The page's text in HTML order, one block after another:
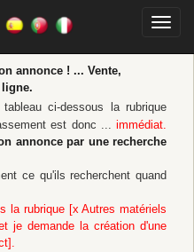
annonce ! ... Vente,
ci-dessous la rubrique
est donc ... immédiat.
annonce par une recherche
ce qu'ils recherchent quand
la rubrique [x Autres matériels
je demande la création d'une